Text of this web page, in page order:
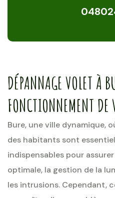
DÉPANNAGE VOLET À
FONCTIONNEMENT DE
Bure, une ville dynamique,
des habitants sont
indispensables pour
optimale, la gestion de la
les intrusions. Cependant,